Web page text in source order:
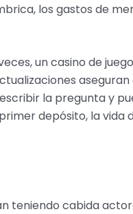
los gastos de
un casino de
la pregunta y
depósito, la vida
teniendo cabida